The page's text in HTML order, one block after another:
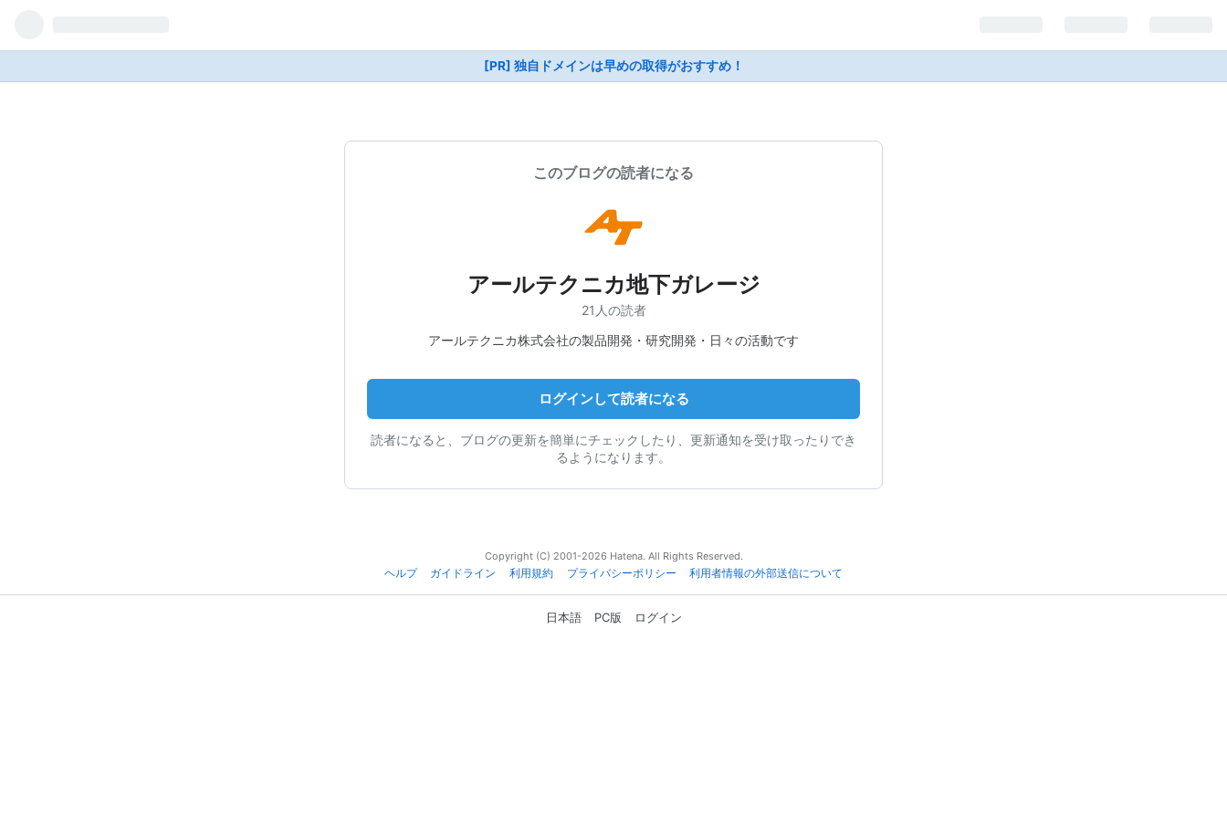
[PR] 独自ドメインは早めの取得がおすすめ！
このブログの読者になる
アールテクニカ地下ガレージ
21人の読者
アールテクニカ株式会社の製品開発・研究開発・日々の活動です
ログインして読者になる
読者になると、ブログの更新を簡単にチェックしたり、更新通知を受け取ったりでき
るようになります。
Copyright (C) 2001-2026 Hatena. All Rights Reserved.
ヘルプ
ガイドライン 利用規約 プライバシーポリシー 利用者情報の外部送信について
日本語 PC版 ログイン